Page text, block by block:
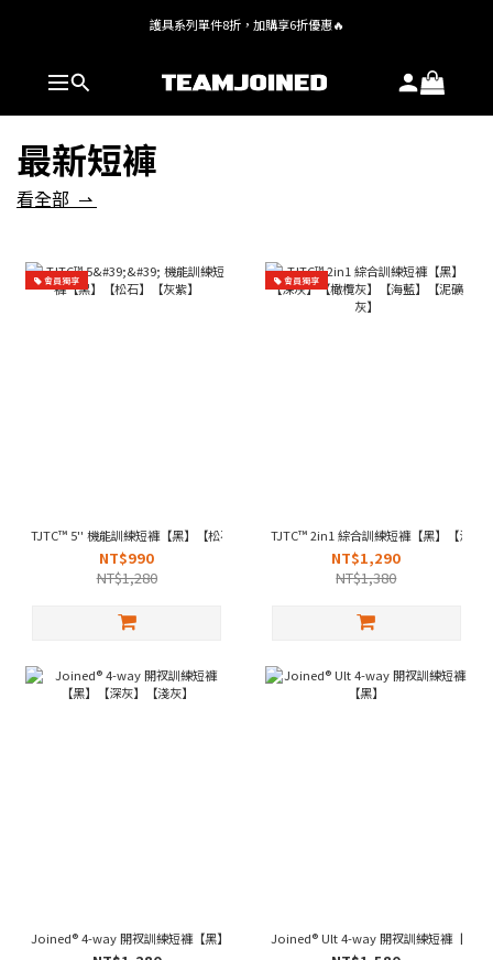
全館 $1,380 即享免運
護具系列單件8折，加購享6折優惠🔥
全館 $1,380 即享免運
最新短褲
看全部 ⇀
會員獨享
TJTC™ 5'' 機能訓練短褲【黑】【松石】【灰紫】
NT$990
NT$1,280
會員獨享
TJTC™ 2in1 綜合訓練短褲【黑】【深灰
NT$1,290
NT$1,380
Joined® 4-way 開衩訓練短褲【黑】【深灰】【淺灰】Joined® Ult 4-way 開衩訓練短褲【黑】